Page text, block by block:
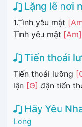
Lặng lẽ nơi
1.Tình yêu mật
Tình yêu mật [Am]
Tiến thoái
Tiến thoái lưỡng
lận [G] đận tiến
Hãy Yêu
Long